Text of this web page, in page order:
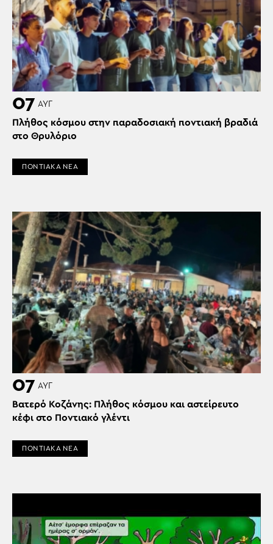
07 ΑΥΓ
Πλήθος κόσμου στην παραδοσιακή ποντιακή βραδιά
στο Θρυλόριο
ΠΟΝΤΙΑΚΑ ΝΕΑ
07 ΑΥΓ
Βατερό Κοζάνης: Πλήθος κόσμου και αστείρευτο
κέφι στο Ποντιακό γλέντι
ΠΟΝΤΙΑΚΑ ΝΕΑ